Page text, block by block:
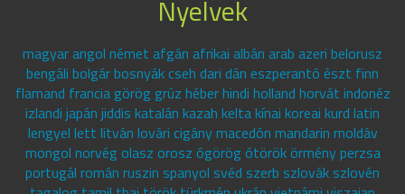
Nyelvek
magyar angol német afgán afrikai albán arab azeri belorusz
bengáli bolgár bosnyák cseh dari dán eszperantó észt finn
flamand francia görög grúz héber hindi holland horvát indonéz
izlandi japán jiddis katalán kazah kelta kínai koreai kurd latin
lengyel lett litván lovári cigány macedón mandarin moldáv
mongol norvég olasz orosz ógörög ótörök örmény perzsa
portugál román ruszin spanyol svéd szerb szlovák szlovén